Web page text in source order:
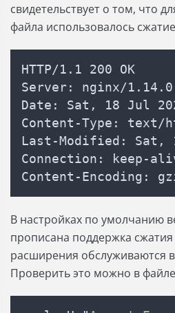
свидетельствует о том, что
файла использовалось
HTTP/1.1 200 OK
Server: nginx/1.14.0
Date: Sat, 18 Jul
Content-Type: text/
Last-Modified: Sat,
Connection: keep-
Content-Encoding:
В настройках по умолчанию
прописана поддержка
расширения обслуживаются
Проверить это можно в